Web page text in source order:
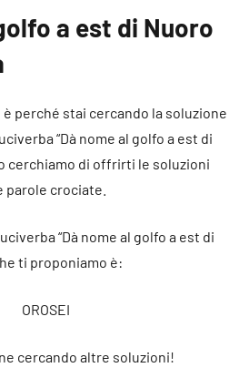
a est di Nuoro
perché stai cercando la soluzione
“Dà nome al golfo a est di
cerchiamo di offrirti le soluzioni
parole crociate.
“Dà nome al golfo a est di
ti proponiamo è:
OROSEI
cercando altre soluzioni!